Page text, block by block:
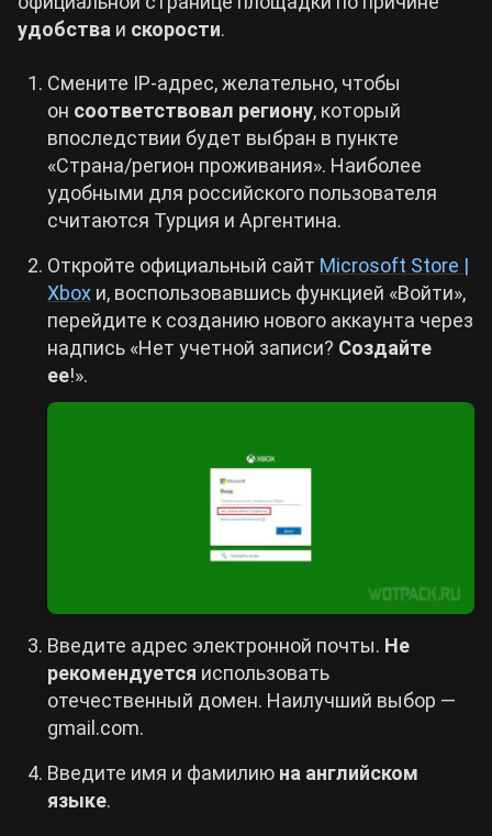
удобства и скорости.
Смените IP-адрес, желательно, чтобы
он соответствовал региону, который
впоследствии будет выбран в пункте
«Страна/регион проживания». Наиболее
удобными для российского пользователя
считаются Турция и Аргентина.
Откройте официальный сайт Microsoft Store |
Xbox и, воспользовавшись функцией «Войти»,
перейдите к созданию нового аккаунта через
надпись «Нет учетной записи? Создайте
ее!».
Введите адрес электронной почты. Не
рекомендуется использовать
отечественный домен. Наилучший выбор —
gmail.com.
Введите имя и фамилию на английском
языке.